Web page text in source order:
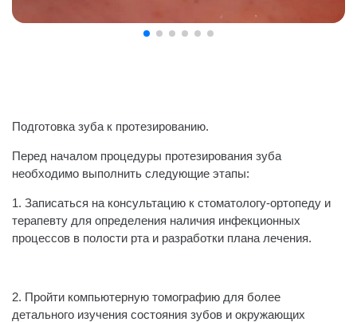
Подготовка зуба к протезированию.
Перед началом процедуры протезирования зуба
необходимо выполнить следующие этапы:
1. Записаться на консультацию к стоматологу-ортопеду и
терапевту для определения наличия инфекционных
процессов в полости рта и разработки плана лечения.
2. Пройти компьютерную томографию для более
детального изучения состояния зубов и окружающих